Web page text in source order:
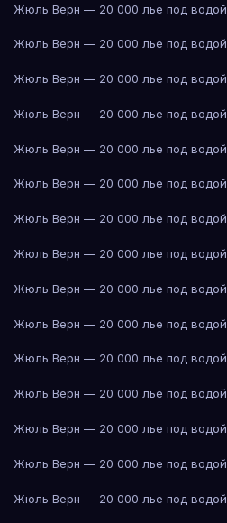
Жюль Верн — 20 000 лье под водой
Жюль Верн — 20 000 лье под водой
Жюль Верн — 20 000 лье под водой
Жюль Верн — 20 000 лье под водой
Жюль Верн — 20 000 лье под водой
Жюль Верн — 20 000 лье под водой
Жюль Верн — 20 000 лье под водой
Жюль Верн — 20 000 лье под водой
Жюль Верн — 20 000 лье под водой
Жюль Верн — 20 000 лье под водой
Жюль Верн — 20 000 лье под водой
Жюль Верн — 20 000 лье под водой
Жюль Верн — 20 000 лье под водой
Жюль Верн — 20 000 лье под водой
Жюль Верн — 20 000 лье под водой